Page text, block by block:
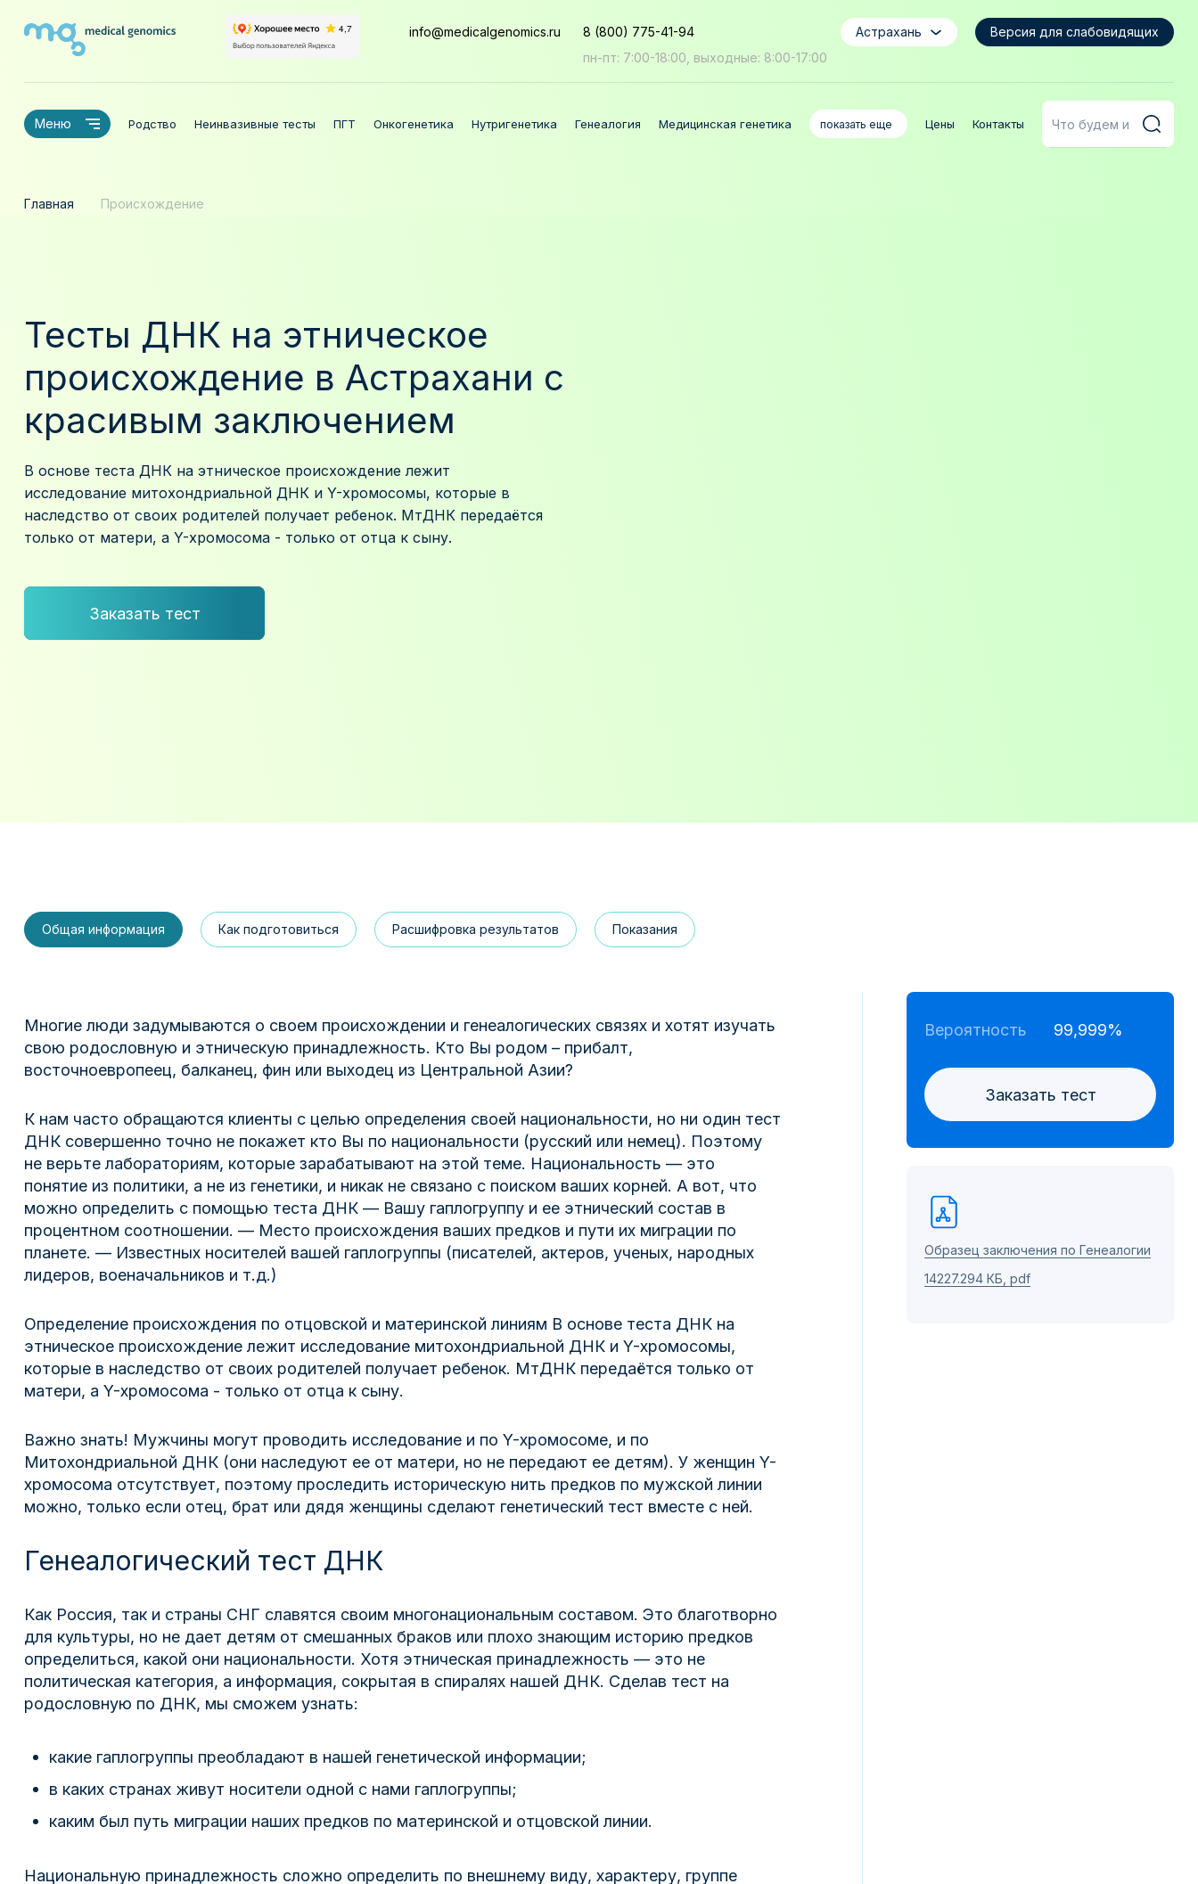
info@medicalgenomics.ru
8 (800) 775-41-94
пн-пт: 7:00-18:00, выходные: 8:00-17:00
Астрахань Версия для слабовидящих
Меню Родство Неинвазивные тесты ПГТ Онкогенетика Нутригенетика Генеалогия Медицинская генетика показать еще Цены Контакты
Главная Происхождение
Тесты ДНК на этническое
происхождение в Астрахани с
красивым заключением
В основе теста ДНК на этническое происхождение лежит
исследование митохондриальной ДНК и Y-хромосомы, которые в
наследство от своих родителей получает ребенок. МтДНК передаётся
только от матери, а Y-хромосома - только от отца к сыну.
Заказать тест
Общая информация Как подготовиться Расшифровка результатов Показания
Многие люди задумываются о своем происхождении и генеалогических связях и хотят изучать
свою родословную и этническую принадлежность. Кто Вы родом – прибалт,
восточноевропеец, балканец, фин или выходец из Центральной Азии?
К нам часто обращаются клиенты с целью определения своей национальности, но ни один тест
ДНК совершенно точно не покажет кто Вы по национальности (русский или немец). Поэтому
не верьте лабораториям, которые зарабатывают на этой теме. Национальность — это
понятие из политики, а не из генетики, и никак не связано с поиском ваших корней. А вот, что
можно определить с помощью теста ДНК — Вашу гаплогруппу и ее этнический состав в
процентном соотношении. — Место происхождения ваших предков и пути их миграции по
планете. — Известных носителей вашей гаплогруппы (писателей, актеров, ученых, народных
лидеров, военачальников и т.д.)
Определение происхождения по отцовской и материнской линиям В основе теста ДНК на
этническое происхождение лежит исследование митохондриальной ДНК и Y-хромосомы,
которые в наследство от своих родителей получает ребенок. МтДНК передаётся только от
матери, а Y-хромосома - только от отца к сыну.
Важно знать! Мужчины могут проводить исследование и по Y-хромосоме, и по
Митохондриальной ДНК (они наследуют ее от матери, но не передают ее детям). У женщин Y-
хромосома отсутствует, поэтому проследить историческую нить предков по мужской линии
можно, только если отец, брат или дядя женщины сделают генетический тест вместе с ней.
Генеалогический тест ДНК
Как Россия, так и страны СНГ славятся своим многонациональным составом. Это благотворно
для культуры, но не дает детям от смешанных браков или плохо знающим историю предков
определиться, какой они национальности. Хотя этническая принадлежность — это не
политическая категория, а информация, сокрытая в спиралях нашей ДНК. Сделав тест на
родословную по ДНК, мы сможем узнать:
какие гаплогруппы преобладают в нашей генетической информации;
в каких странах живут носители одной с нами гаплогруппы;
каким был путь миграции наших предков по материнской и отцовской линии.
Национальную принадлежность сложно определить по внешнему виду, характеру, группе
Вероятность 99,999%
Заказать тест
Образец заключения по Генеалогии
14227.294 КБ, pdf